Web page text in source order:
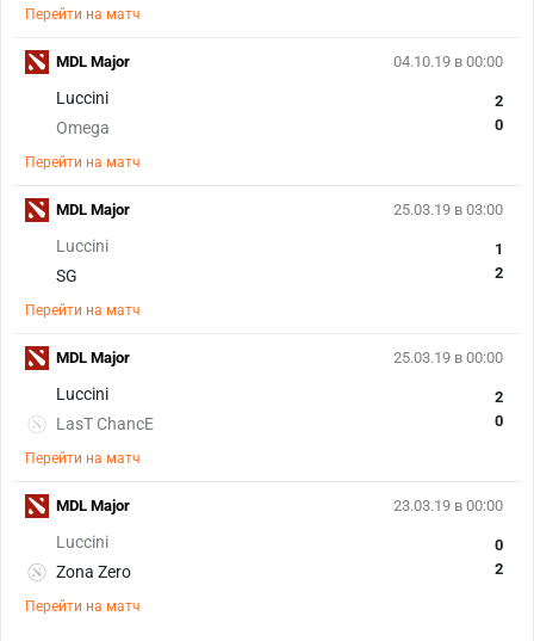
Перейти на матч
04.10.19 в 00:00
Luccini
Omega
2
0
Перейти на матч
MDL Major
25.03.19 в 03:00
Luccini
SG
1
2
Перейти на матч
MDL Major
25.03.19 в 00:00
Luccini
LasT ChancE
2
0
Перейти на матч
MDL Major
23.03.19 в 00:00
Luccini
Zona Zero
0
2
Перейти на матч
MDL Major